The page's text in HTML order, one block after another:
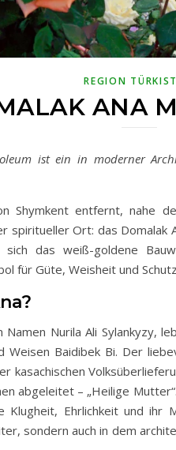
REGION
ANA
ist ein in moderner
Shymkent entfernt, nahe
spiritueller Ort: das Domalak
sich das weiß-goldene
für Güte, Weisheit und
Namen Nurila Ali Sylankyzy,
Baidibek Bi. Der
kasachischen
abgeleitet – „Heilige
Ehrlichkeit und ihr
sondern auch in dem